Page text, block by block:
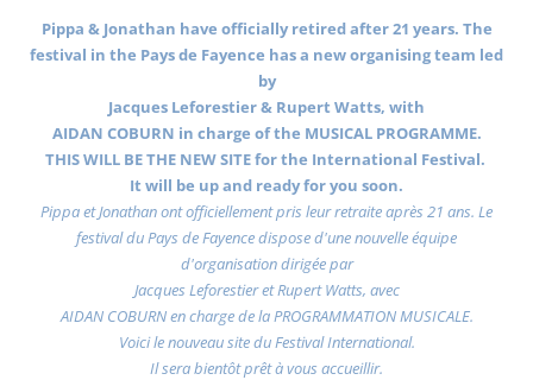
Pippa & Jonathan have officially retired after 21 years. The
festival in the Pays de Fayence has a new organising team led
by
Jacques Leforestier & Rupert Watts, with
AIDAN COBURN in charge of the MUSICAL PROGRAMME.
THIS WILL BE THE NEW SITE for the International Festival.
It will be up and ready for you soon.
Pippa et Jonathan ont officiellement pris leur retraite après 21 ans. Le
festival du Pays de Fayence dispose d'une nouvelle équipe
d'organisation dirigée par
Jacques Leforestier et Rupert Watts, avec
AIDAN COBURN en charge de la PROGRAMMATION MUSICALE.
Voici le nouveau site du Festival International.
Il sera bientôt prêt à vous accueillir.